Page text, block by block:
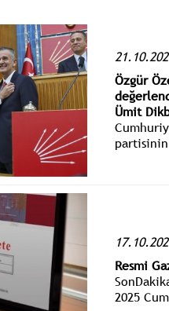
Özgür
Ümit
partisinin
Resmi
2025